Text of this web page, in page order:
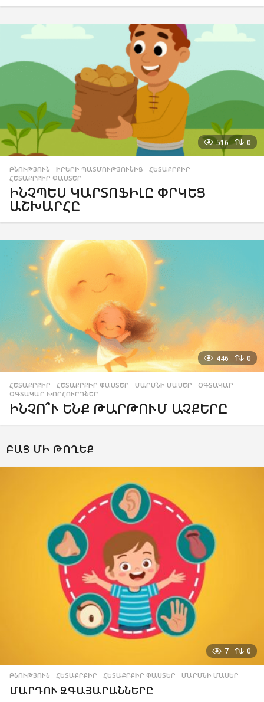
516 0
ԲՆՈՒԹՅՈՒՆ ,ԻՐԵՐԻ ՊԱՏՄՈՒԹՅՈՒՆԻՑ ,ՀԵՏԱՔՐՔԻՐ
ՀԵՏԱՔՐՔԻՐ ՓԱՍՏԵՐ
ԻՆՉՊԵՍ ԿԱՐՏՈՖԻԼԸ ՓՐԿԵՑ
ԱՇԽԱՐՀԸ
446 0
ՀԵՏԱՔՐՔԻՐ ,ՀԵՏԱՔՐՔԻՐ ՓԱՍՏԵՐ ,ՄԱՐՄՆԻ ՄԱՍԵՐ ,ՕԳՏԱԿԱՐ
ՕԳՏԱԿԱՐ ԽՈՐՀՈՒՐԴՆԵՐ
ԻՆՉՈ՞Ւ ԵՆՔ ԹԱՐԹՈՒՄ ԱՉՔԵՐԸ
ԲԱՑ ՄԻ ԹՈՂԵՔ
7 0
ԲՆՈՒԹՅՈՒՆ ,ՀԵՏԱՔՐՔԻՐ ,ՀԵՏԱՔՐՔԻՐ ՓԱՍՏԵՐ ,ՄԱՐՄՆԻ ՄԱՍԵՐ
ՄԱՐԴՈՒ ԶԳԱՅԱՐԱՆՆԵՐԸ